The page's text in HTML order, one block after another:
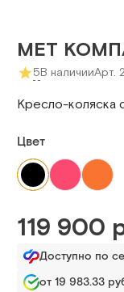
MET
5В наличииАрт.
Кресло-коляска
Цвет
119 900
Доступно по
от 19 983.33